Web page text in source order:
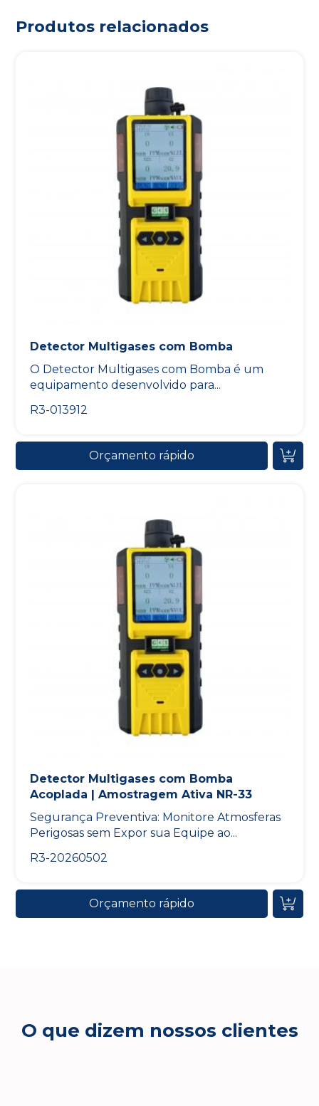
Produtos relacionados
Detector Multigases com Bomba
O Detector Multigases com Bomba é um
equipamento desenvolvido para...
R3-013912
Orçamento rápido
Detector Multigases com Bomba
Acoplada | Amostragem Ativa NR-33
Segurança Preventiva: Monitore Atmosferas
Perigosas sem Expor sua Equipe ao...
R3-20260502
Orçamento rápido
O que dizem nossos clientes